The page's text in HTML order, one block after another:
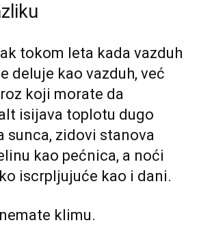
tokom leta kada vazduh
deluje kao vazduh, već
koji morate da
isijava toplotu dugo
sunca, zidovi stanova
kao pećnica, a noći
iscrpljujuće kao i dani.
klimu.